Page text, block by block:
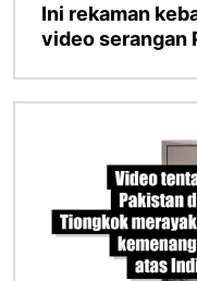
Ini rekaman
video serangan